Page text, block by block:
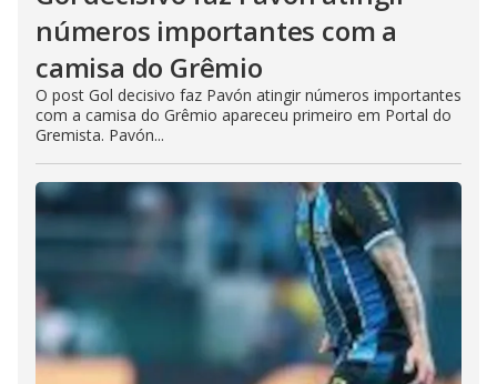
números importantes com a
camisa do Grêmio
O post Gol decisivo faz Pavón atingir números importantes
com a camisa do Grêmio apareceu primeiro em Portal do
Gremista. Pavón...